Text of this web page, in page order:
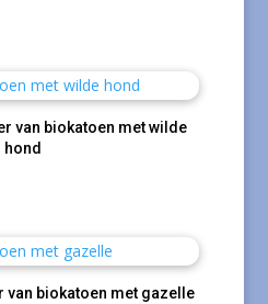
van biokatoen met wilde
hond
van biokatoen met gazelle